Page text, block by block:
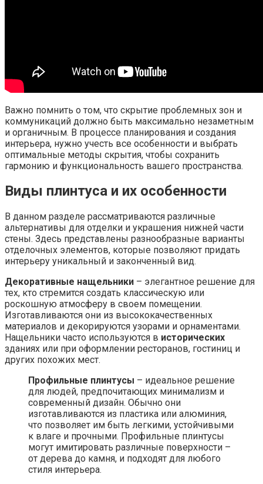
Важно помнить о том, что скрытие проблемных зон и
коммуникаций должно быть максимально незаметным
и органичным. В процессе планирования и создания
интерьера, нужно учесть все особенности и выбрать
оптимальные методы скрытия, чтобы сохранить
гармонию и функциональность вашего пространства.
Виды плинтуса и их особенности
В данном разделе рассматриваются различные
альтернативы для отделки и украшения нижней части
стены. Здесь представлены разнообразные варианты
отделочных элементов, которые позволяют придать
интерьеру уникальный и законченный вид.
Декоративные нащельники – элегантное решение для
тех, кто стремится создать классическую или
роскошную атмосферу в своем помещении.
Изготавливаются они из высококачественных
материалов и декорируются узорами и орнаментами.
Нащельники часто используются в исторических
зданиях или при оформлении ресторанов, гостиниц и
других похожих мест.
Профильные плинтусы – идеальное решение
для людей, предпочитающих минимализм и
современный дизайн. Обычно они
изготавливаются из пластика или алюминия,
что позволяет им быть легкими, устойчивыми
к влаге и прочными. Профильные плинтусы
могут имитировать различные поверхности –
от дерева до камня, и подходят для любого
стиля интерьера.